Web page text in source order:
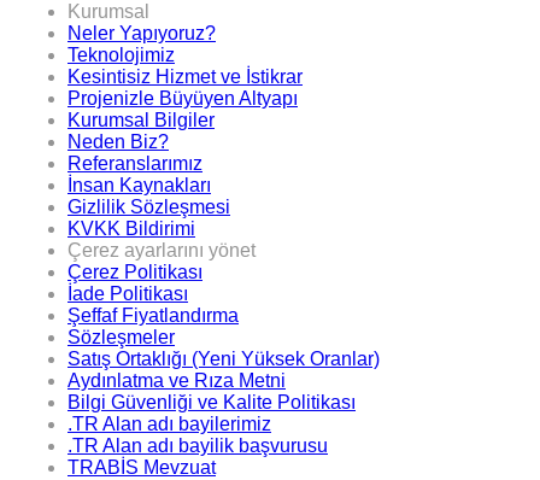
Kurumsal
Neler Yapıyoruz?
Teknolojimiz
Kesintisiz Hizmet ve İstikrar
Projenizle Büyüyen Altyapı
Kurumsal Bilgiler
Neden Biz?
Referanslarımız
İnsan Kaynakları
Gizlilik Sözleşmesi
KVKK Bildirimi
Çerez ayarlarını yönet
Çerez Politikası
İade Politikası
Şeffaf Fiyatlandırma
Sözleşmeler
Satış Ortaklığı (Yeni Yüksek Oranlar)
Aydınlatma ve Rıza Metni
Bilgi Güvenliği ve Kalite Politikası
.TR Alan adı bayilerimiz
.TR Alan adı bayilik başvurusu
TRABİS Mevzuat